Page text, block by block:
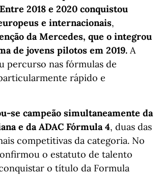
2018 e 2020 conquistou
e internacionais,
da Mercedes, que o integrou
de jovens pilotos em 2019. A
percurso nas fórmulas de
rápido e
se campeão simultaneamente da
e da ADAC Fórmula 4, duas das
competitivas da categoria. No
o estatuto de talento
o título da Formula